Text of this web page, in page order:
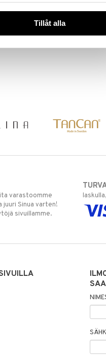
Tillåt alla
varastoomme
juuri Sinua varten!
sivuillamme.